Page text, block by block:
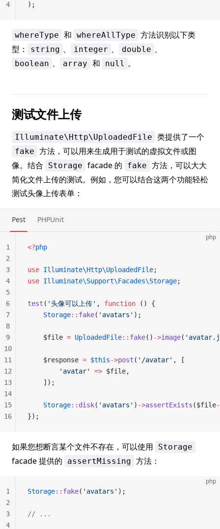
);
4
whereType 和 whereAllType 方法识别以下类
型：
string 、 integer 、 double 、
boolean 、 array 和 null 。
测试文件上传
Illuminate\Http\UploadedFile 类提供了一个
fake 方法，可以用来生成用于测试的虚拟文件或图
像。结合
Storage facade 的 fake 方法，可以大大
简化文件上传的测试。例如，您可以结合这两个功能轻松
测试头像上传表单：
Pest PHPUnit
php
<?php
use Illuminate\Http\UploadedFile;
use Illuminate\Support\Facades\Storage;
test ( '头像可以上传' , function () {
    Storage
:: fake( 'avatars' );
    $file
= UploadedFile:: fake() ->image(
    $response
= $this->post ( '/avatar' , [
        'avatar'
=> $file,
    ]);
    Storage
:: disk( 'avatars' ) ->assertExists ($file
});
1
2
3
4
5
6
7
8
9
10
11
12
13
14
15
16
如果您想断言某个文件不存在，可以使用 Storage
facade 提供的 assertMissing 方法：
php
Storage:: fake( 'avatars' );
// ...
1
2
3
4